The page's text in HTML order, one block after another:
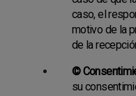
caso, el
motivo de la
de la
©
su